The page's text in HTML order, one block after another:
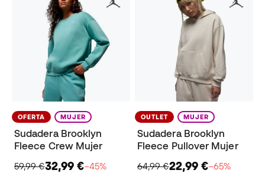
OFERTA MUJER
Sudadera Brooklyn
Fleece Crew Mujer
59,99 €32,99 €−45%
OUTLET MUJER
Sudadera Brooklyn
Fleece Pullover Mujer
64,99 €22,99 €−65%